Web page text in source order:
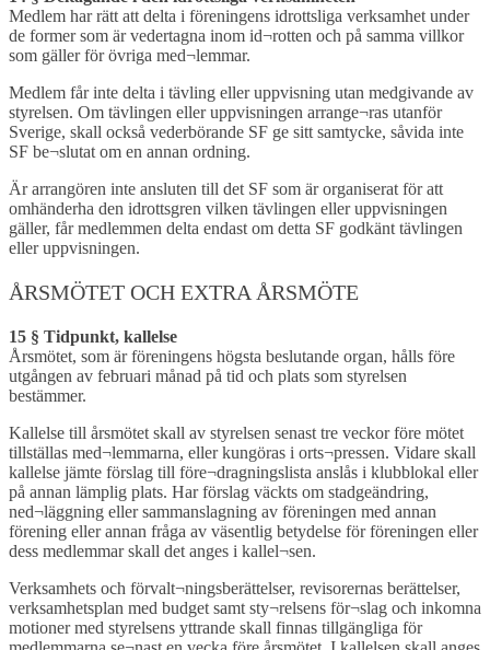
Medlem har rätt att delta i föreningens idrottsliga verksamhet under
de former som är vedertagna inom id¬rotten och på samma villkor
som gäller för övriga med¬lemmar.
Medlem får inte delta i tävling eller uppvisning utan medgivande av
styrelsen. Om tävlingen eller uppvisningen arrange¬ras utanför
Sverige, skall också vederbörande SF ge sitt samtycke, såvida inte
SF be¬slutat om en annan ordning.
Är arrangören inte ansluten till det SF som är organiserat för att
omhänderha den idrottsgren vilken tävlingen eller uppvisningen
gäller, får medlemmen delta endast om detta SF godkänt tävlingen
eller uppvisningen.
ÅRSMÖTET OCH EXTRA ÅRSMÖTE
15 § Tidpunkt, kallelse
Årsmötet, som är föreningens högsta beslutande organ, hålls före
utgången av februari månad på tid och plats som styrelsen
bestämmer.
Kallelse till årsmötet skall av styrelsen senast tre veckor före mötet
tillställas med¬lemmarna, eller kungöras i orts¬pressen. Vidare skall
kallelse jämte förslag till före¬dragningslista anslås i klubblokal eller
på annan lämplig plats. Har förslag väckts om stadgeändring,
ned¬läggning eller sammanslagning av föreningen med annan
förening eller annan fråga av väsentlig betydelse för föreningen eller
dess medlemmar skall det anges i kallel¬sen.
Verksamhets och förvalt¬ningsberättelser, revisorernas berättelser,
verksamhetsplan med budget samt sty¬relsens för¬slag och inkomna
motioner med styrelsens yttrande skall finnas tillgängliga för